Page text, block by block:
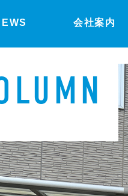
会社案内